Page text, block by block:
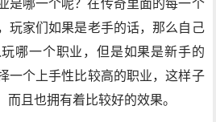
是哪一个呢？在传奇里面的每一个
玩家们如果是老手的话，那么自己
哪一个职业，但是如果是新手的
一个上手性比较高的职业，这样子
且也拥有着比较好的效果。